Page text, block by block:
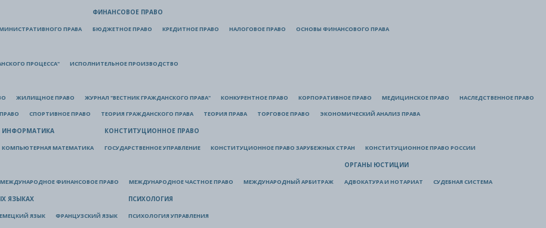
ПРАВА
ФИНАНСОВОЕ ПРАВО
БЮДЖЕТНОЕ ПРАВО КРЕДИТНОЕ ПРАВО НАЛОГОВОЕ ПРАВО ОСНОВЫ ФИНАНСОВОГО ПРАВА
ПРОЦЕССА" ИСПОЛНИТЕЛЬНОЕ ПРОИЗВОДСТВО
ЖИЛИЩНОЕ ПРАВО ЖУРНАЛ "ВЕСТНИК ГРАЖДАНСКОГО ПРАВА" КОНКУРЕНТНОЕ ПРАВО КОРПОРАТИВНОЕ ПРАВО МЕДИЦИНСКОЕ ПРАВО НАСЛЕДСТВЕННОЕ ПРАВО
СПОРТИВНОЕ ПРАВО ТЕОРИЯ ГРАЖДАНСКОГО ПРАВА ТЕОРИЯ ПРАВА ТОРГОВОЕ ПРАВО ЭКОНОМИЧЕСКИЙ АНАЛИЗ ПРАВА
ИНФОРМАТИКА
КОМПЬЮТЕРНАЯ МАТЕМАТИКА
КОНСТИТУЦИОННОЕ ПРАВО
ГОСУДАРСТВЕННОЕ УПРАВЛЕНИЕ КОНСТИТУЦИОННОЕ ПРАВО ЗАРУБЕЖНЫХ СТРАН КОНСТИТУЦИОННОЕ ПРАВО РОССИИ
МЕЖДУНАРОДНОЕ ФИНАНСОВОЕ ПРАВО МЕЖДУНАРОДНОЕ ЧАСТНОЕ ПРАВО МЕЖДУНАРОДНЫЙ АРБИТРАЖ
ОРГАНЫ ЮСТИЦИИ
АДВОКАТУРА И НОТАРИАТ СУДЕБНАЯ СИСТЕМА
ЯЗЫКАХ
ЯЗЫК ФРАНЦУЗСКИЙ ЯЗЫК
ПСИХОЛОГИЯ
ПСИХОЛОГИЯ УПРАВЛЕНИЯ